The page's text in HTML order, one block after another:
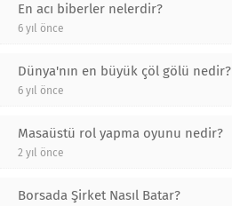
En acı biberler nelerdir?
6 yıl önce
Dünya'nın en büyük çöl gölü nedir?
6 yıl önce
Masaüstü rol yapma oyunu nedir?
2 yıl önce
Borsada Şirket Nasıl Batar?